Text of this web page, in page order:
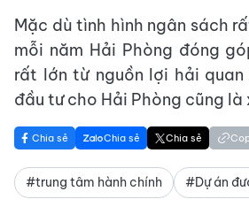
Mặc dù tình hình ngân sách
mỗi năm Hải Phòng đóng
rất lớn từ nguồn lợi hải
đầu tư cho Hải Phòng cũng là
Chia sẻ Chia sẻ Chia sẻ
#trung tâm hành chính #Dự án